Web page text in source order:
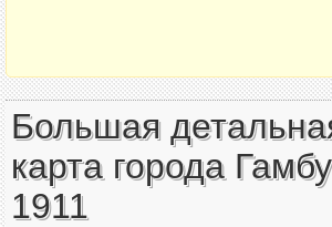
Большая
карта города
1911